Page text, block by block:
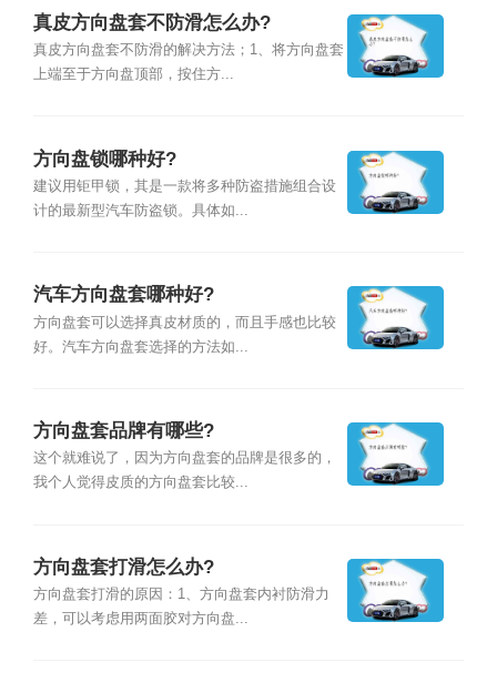
真皮方向盘套不防滑怎么办?
真皮方向盘套不防滑的解决方法；1、将方向盘套
上端至于方向盘顶部，按住方...
方向盘锁哪种好?
建议用钜甲锁，其是一款将多种防盗措施组合设
计的最新型汽车防盗锁。具体如...
汽车方向盘套哪种好?
方向盘套可以选择真皮材质的，而且手感也比较
好。汽车方向盘套选择的方法如...
方向盘套品牌有哪些?
这个就难说了，因为方向盘套的品牌是很多的，
我个人觉得皮质的方向盘套比较...
方向盘套打滑怎么办?
方向盘套打滑的原因：1、方向盘套内衬防滑力
差，可以考虑用两面胶对方向盘...